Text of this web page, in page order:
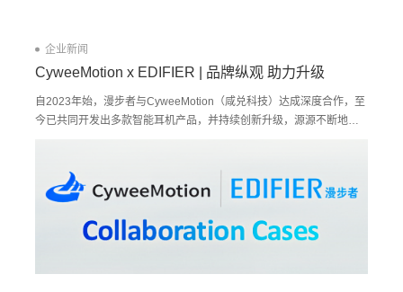
企业新闻
CyweeMotion x EDIFIER | 品牌纵观 助力升级
自2023年始，漫步者与CyweeMotion（咸兑科技）达成深度合作，至
今已共同开发出多款智能耳机产品，并持续创新升级，源源不断地为